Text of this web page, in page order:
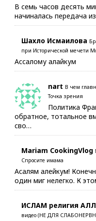
В семь часов десять
начиналась передача
Шахло Исмаилова
при Исторической мечети
Ассалому алайкум
nart В чем
Точка зрения
Политика
обратное, тотальное
сво…
Mariam CookingVlog
Спросите имама
Асалям алейкум!
один миг нелегко. К
ИСЛАМ религия
видео (НЕ ДЛЯ